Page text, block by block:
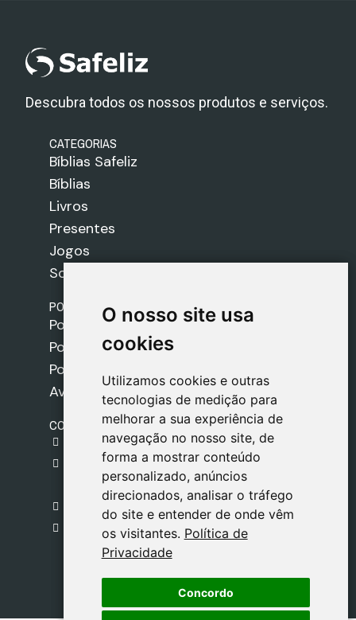
O nosso site usa
cookies
Utilizamos cookies e outras
tecnologias de medição para
melhorar a sua experiência de
navegação no nosso site, de
forma a mostrar conteúdo
personalizado, anúncios
direcionados, analisar o tráfego
do site e entender de onde vêm
os visitantes. Política de
Privacidade
Concordo
O nosso site usa
cookies
Utilizamos cookies e outras
tecnologias de medição para
melhorar a sua experiência de
navegação no nosso site, de
forma a mostrar conteúdo
personalizado, anúncios
direcionados, analisar o tráfego
do site e entender de onde vêm
os visitantes. Política de
Privacidade
Concordo
Descubra todos os nossos produtos e serviços.
CATEGORIAS
Bíblias Safeliz
Bíblias
Livros
Presentes
Jogos
Sobre nós
POLÍTICAS
Política de Envios
Política de Cookies
Política de Privacidade
Aviso Legal
CONTACTO
gestion@safeliz.com
C. del Pradillo, 6, 28770 Colmenar Viejo,
Madrid
+34 918 459 877
Segunda a Sexta
09:00 - 13:00